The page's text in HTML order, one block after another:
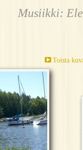
Toista
Musiikki: